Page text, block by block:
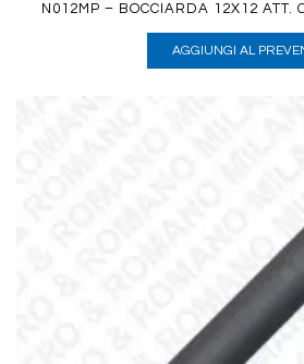
N012MP – BOCCIARDA 12X12 ATT.
AGGIUNGI AL